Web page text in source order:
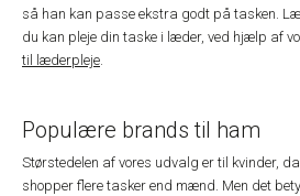
så han kan passe ekstra godt på tasken.
du kan pleje din taske i læder, ved hjælp af
til læderpleje.
Populære brands til ham
Størstedelen af vores udvalg er til kvinder,
shopper flere tasker end mænd. Men det